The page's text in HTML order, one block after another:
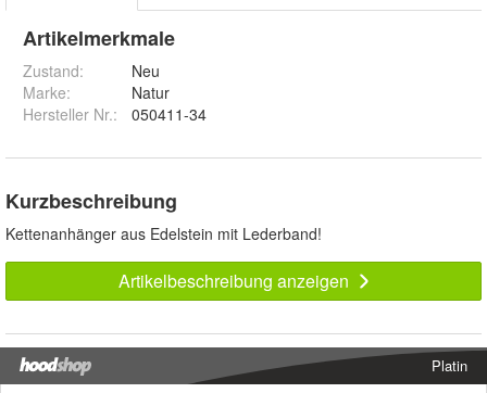
Artikelmerkmale
Zustand:
Neu
Marke:
Natur
Hersteller Nr.:
050411-34
Kurzbeschreibung
Kettenanhänger aus Edelstein mit Lederband!
Artikelbeschreibung anzeigen
Platin